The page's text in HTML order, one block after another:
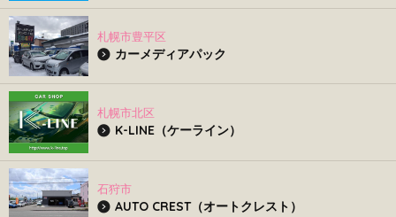
札幌市豊平区
カーメディアパック
札幌市北区
K-LINE（ケーライン）
石狩市
AUTO CREST（オートクレスト）